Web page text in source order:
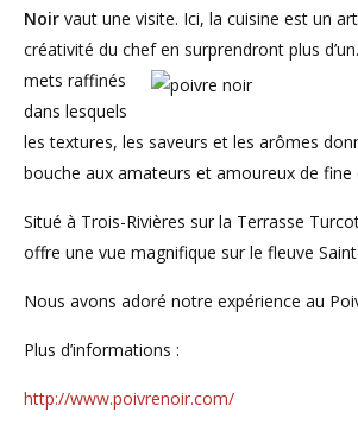
Noir vaut une visite. Ici, la cuisine est un
créativité du chef en surprendront plus
mets raffinés
dans lesquels
les textures, les saveurs et les arômes
bouche aux amateurs et amoureux de fine
Situé à Trois-Rivières sur la Terrasse
offre une vue magnifique sur le fleuve
Nous avons adoré notre expérience au
Plus d’informations :
http://www.poivrenoir.com/